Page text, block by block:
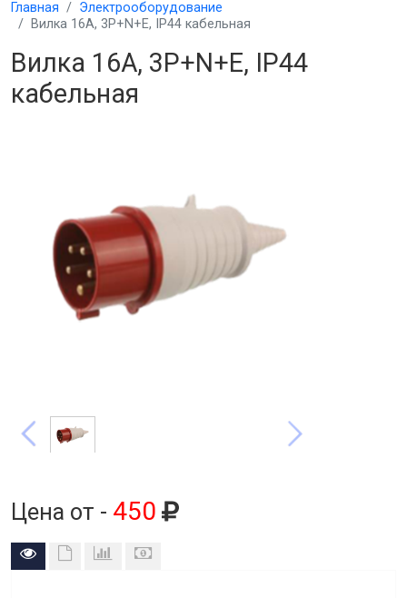
Главная
Электрооборудование
Вилка 16A, 3P+N+E, IP44 кабельная
Вилка 16A, 3P+N+E, IP44
кабельная
Цена от - 450